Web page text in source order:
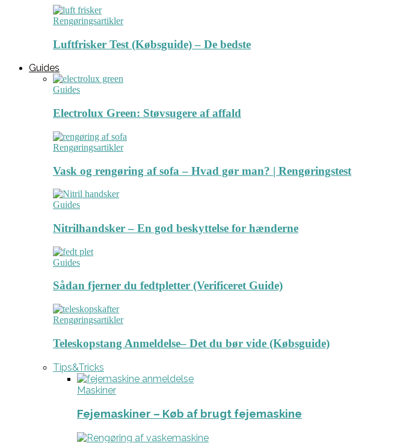
Rengøringsartikler
Luftfrisker Test (Købsguide) – De bedste
Guides
Guides
Electrolux Green: Støvsugere af affald
Rengøringsartikler
Vask og rengøring af sofa – Hvad gør man? | Rengøringstest
Guides
Nitrilhandsker – En god beskyttelse for hænderne
Guides
Sådan fjerner du fedtpletter (Verificeret Guide)
Rengøringsartikler
Teleskopstang Anmeldelse– Det du bør vide (Købsguide)
Tips&Tricks
Maskiner
Fejemaskiner – Køb af brugt fejemaskine